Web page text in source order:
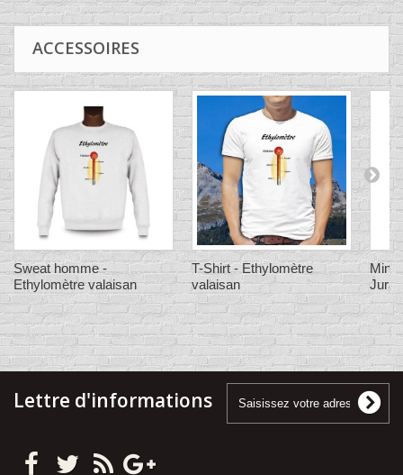
ACCESSOIRES
Sweat homme -
Ethylomètre valaisan
T-Shirt - Ethylomètre
valaisan
Mini
Lettre d'informations